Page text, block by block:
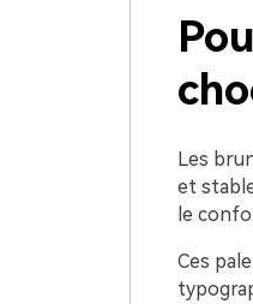
Les
et
le
Ces